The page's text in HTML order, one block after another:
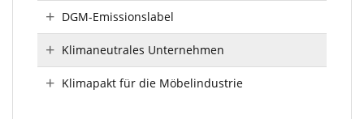
DGM-Emissionslabel
Klimaneutrales Unternehmen
Klimapakt für die Möbelindustrie